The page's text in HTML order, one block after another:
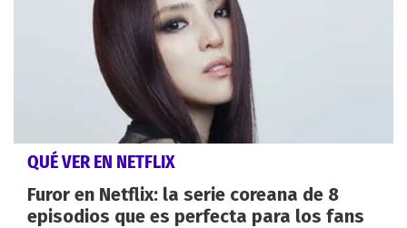
QUÉ VER EN NETFLIX
Furor en Netflix: la serie coreana de 8
episodios que es perfecta para los fans